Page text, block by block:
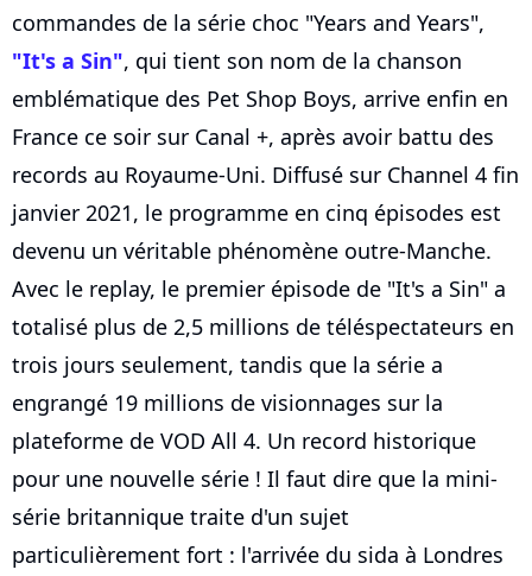
commandes de la série choc "Years and Years",
"It's a Sin", qui tient son nom de la chanson
emblématique des Pet Shop Boys, arrive enfin en
France ce soir sur Canal +, après avoir battu des
records au Royaume-Uni. Diffusé sur Channel 4 fin
janvier 2021, le programme en cinq épisodes est
devenu un véritable phénomène outre-Manche.
Avec le replay, le premier épisode de "It's a Sin" a
totalisé plus de 2,5 millions de téléspectateurs en
trois jours seulement, tandis que la série a
engrangé 19 millions de visionnages sur la
plateforme de VOD All 4. Un record historique
pour une nouvelle série ! Il faut dire que la mini-
série britannique traite d'un sujet
particulièrement fort : l'arrivée du sida à Londres